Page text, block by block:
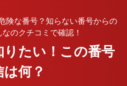
険な番号？知らない番号からの
のクチコミで確認！
りたい！この番号
何？